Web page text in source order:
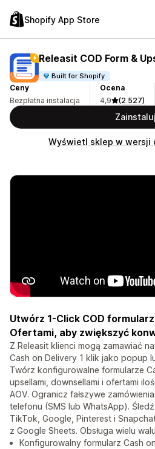
Shopify App Store
Releasit COD Form &
Built for Shopify
Ceny
Bezpłatna instalacja
Ocena
4,9
(2 527)
Zainstaluj
Wyświetl sklep w wersji
Utwórz 1-Click COD
Ofertami, aby zwiększyć
Z Releasit klienci mogą zamawiać
Cash on Delivery 1 klik jako popup
Twórz konfigurowalne formularze
upsellami, downsellami i ofertami
AOV. Ogranicz fałszywe
telefonu (SMS lub WhatsApp).
TikTok, Google, Pinterest i
z Google Sheets. Obsługa wielu
Konfigurowalny formularz Cash